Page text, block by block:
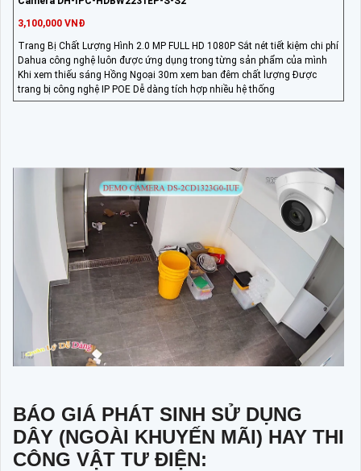
3,100,000 VNĐ
Trang Bị Chất Lượng Hình 2.0 MP FULL HD 1080P Sắt nét tiết kiệm chi phí
Dahua công nghệ luôn được ứng dụng trong từng sản phẩm của mình
Khi xem thiếu sáng Hồng Ngoại 30m xem ban đêm chất lượng Được
trang bị công nghệ IP POE Dễ dàng tích hợp nhiều hệ thống
BÁO GIÁ PHÁT SINH SỬ DỤNG
DÂY (NGOÀI KHUYẾN MÃI) HAY THI
CÔNG VẬT TƯ ĐIỆN: